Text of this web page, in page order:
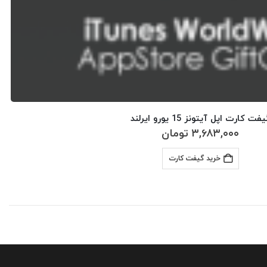
کارت اپل آیتونز 15 یورو ایرلند
۳,۶۸۳,۰۰۰ تومان
خرید گیفت کارت